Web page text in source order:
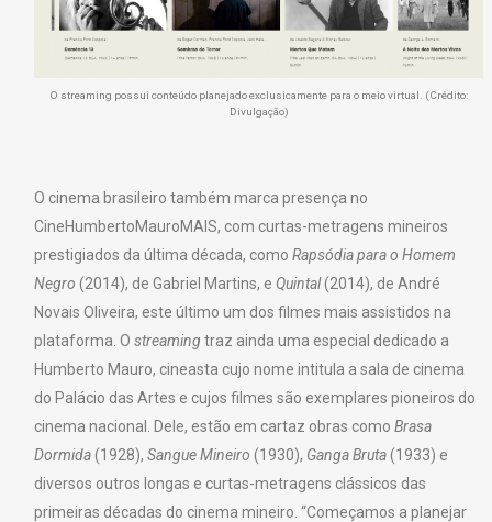
O streaming possui conteúdo planejado exclusicamente para o meio virtual. (Crédito:
Divulgação)
O cinema brasileiro também marca presença no
CineHumbertoMauroMAIS, com curtas-metragens mineiros
prestigiados da última década, como Rapsódia para o Homem
Negro (2014), de Gabriel Martins, e Quintal(2014), de André
Novais Oliveira, este último um dos filmes mais assistidos na
plataforma. O streamingtraz ainda uma especial dedicado a
Humberto Mauro, cineasta cujo nome intitula a sala de cinema
do Palácio das Artes e cujos filmes são exemplares pioneiros do
cinema nacional. Dele, estão em cartaz obras como Brasa
Dormida(1928), Sangue Mineiro (1930), Ganga Bruta(1933) e
diversos outros longas e curtas-metragens clássicos das
primeiras décadas do cinema mineiro. “Começamos a planejar